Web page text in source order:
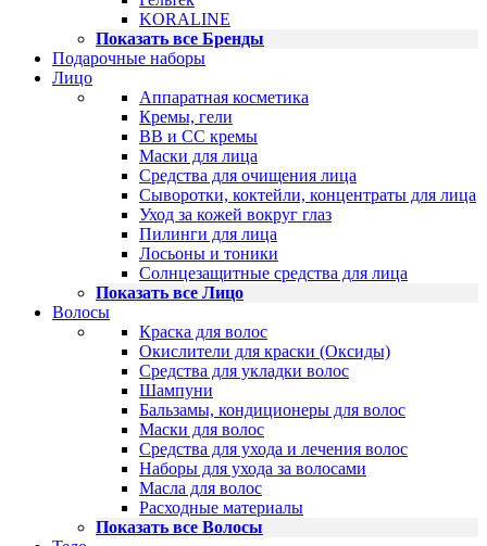
KORALINE
Показать все Бренды
Подарочные наборы
Лицо
Аппаратная косметика
Кремы, гели
BB и CC кремы
Маски для лица
Средства для очищения лица
Сыворотки, коктейли, концентраты для лица
Уход за кожей вокруг глаз
Пилинги для лица
Лосьоны и тоники
Солнцезащитные средства для лица
Показать все Лицо
Волосы
Краска для волос
Окислители для краски (Оксиды)
Средства для укладки волос
Шампуни
Бальзамы, кондиционеры для волос
Маски для волос
Средства для ухода и лечения волос
Наборы для ухода за волосами
Масла для волос
Расходные материалы
Показать все Волосы